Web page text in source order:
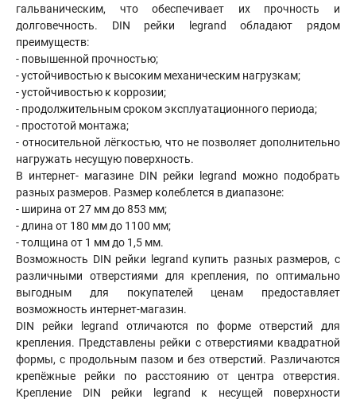
гальваническим, что обеспечивает их прочность и
долговечность. DIN рейки legrand обладают рядом
преимуществ:
- повышенной прочностью;
- устойчивостью к высоким механическим нагрузкам;
- устойчивостью к коррозии;
- продолжительным сроком эксплуатационного периода;
- простотой монтажа;
- относительной лёгкостью, что не позволяет дополнительно
нагружать несущую поверхность.
В интернет- магазине DIN рейки legrand можно подобрать
разных размеров. Размер колеблется в диапазоне:
- ширина от 27 мм до 853 мм;
- длина от 180 мм до 1100 мм;
- толщина от 1 мм до 1,5 мм.
Возможность DIN рейки legrand купить разных размеров, с
различными отверстиями для крепления, по оптимально
выгодным для покупателей ценам предоставляет
возможность интернет-магазин.
DIN рейки legrand отличаются по форме отверстий для
крепления. Представлены рейки с отверстиями квадратной
формы, с продольным пазом и без отверстий. Различаются
крепёжные рейки по расстоянию от центра отверстия.
Крепление DIN рейки legrand к несущей поверхности